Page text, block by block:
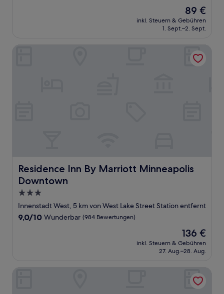
Der
Preis
beträgt
89 €
inkl. Steuern & Gebühren
1. Sept.–2. Sept.
Residence Inn By Marriott Minneapolis
Downtown
Residence Inn By Marriott Minneapolis Downtown
3.0-
Sterne-
Unterkunft
Innenstadt West, 5 km von West Lake Street Station entfernt
9.0
9,0/10 Wunderbar (984 Bewertungen)
Der
Preis
beträgt
136 €
inkl. Steuern & Gebühren
27. Aug.–28. Aug.